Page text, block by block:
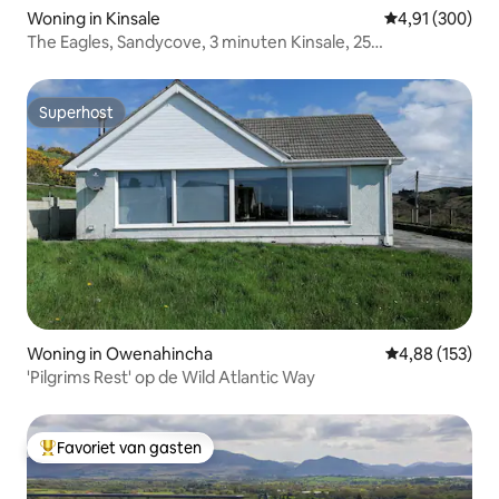
Woning in Kinsale Gemiddelde
4,91 (300)
The Eagles, Sandycove, 3 minuten Kinsale, 25
Superhost
Superhost
Woning in Owenahincha Gemiddelde
4,88 (153)
'Pilgrims Rest' op de Wild Atlantic Way
Topfavoriet van gasten
Favoriet van gasten